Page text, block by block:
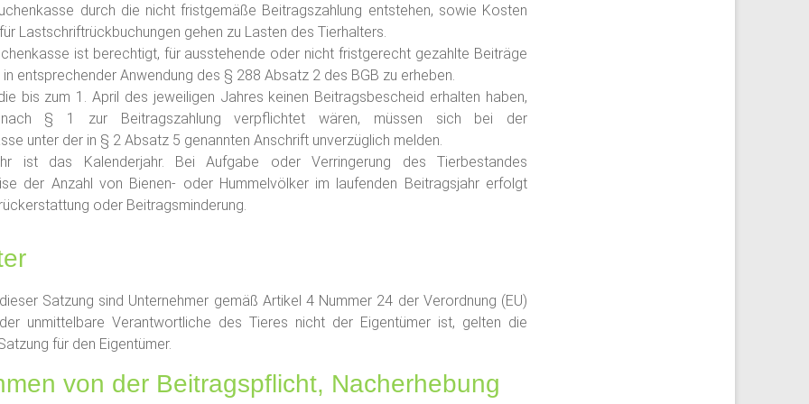
durch die nicht fristgemäße Beitragszahlung entstehen, sowie Kosten
Lastschriftrückbuchungen gehen zu Lasten des Tierhalters.
ist berechtigt, für ausstehende oder nicht fristgerecht gezahlte Beiträge
entsprechender Anwendung des § 288 Absatz 2 des BGB zu erheben.
bis zum 1. April des jeweiligen Jahres keinen Beitragsbescheid erhalten haben,
§ 1 zur Beitragszahlung verpflichtet wären, müssen sich bei der
unter der in § 2 Absatz 5 genannten Anschrift unverzüglich melden.
ist das Kalenderjahr. Bei Aufgabe oder Verringerung des Tierbestandes
der Anzahl von Bienen- oder Hummelvölker im laufenden Beitragsjahr erfolgt
oder Beitragsminderung.
Satzung sind Unternehmer gemäß Artikel 4 Nummer 24 der Verordnung (EU)
unmittelbare Verantwortliche des Tieres nicht der Eigentümer ist, gelten die
für den Eigentümer.
von der Beitragspflicht, Nacherhebung